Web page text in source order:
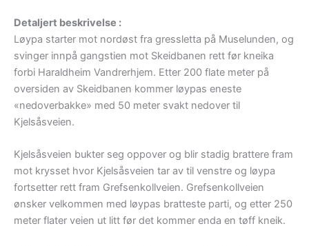
Detaljert beskrivelse :
Løypa starter mot nordøst fra gressletta på Muselunden, og
svinger innpå gangstien mot Skeidbanen rett før kneika
forbi Haraldheim Vandrerhjem. Etter 200 flate meter på
oversiden av Skeidbanen kommer løypas eneste
«nedoverbakke» med 50 meter svakt nedover til
Kjelsåsveien.
Kjelsåsveien bukter seg oppover og blir stadig brattere fram
mot krysset hvor Kjelsåsveien tar av til venstre og løypa
fortsetter rett fram Grefsenkollveien. Grefsenkollveien
ønsker velkommen med løypas bratteste parti, og etter 250
meter flater veien ut litt før det kommer enda en tøff kneik.